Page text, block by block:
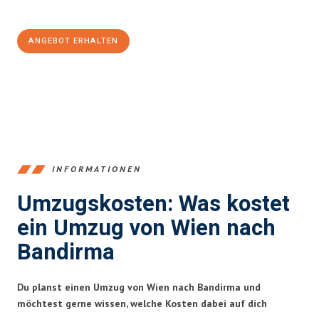
ANGEBOT ERHALTEN
INFORMATIONEN
Umzugskosten: Was kostet
ein Umzug von Wien nach
Bandirma
Du planst einen Umzug von Wien nach Bandirma und
möchtest gerne wissen, welche Kosten dabei auf dich